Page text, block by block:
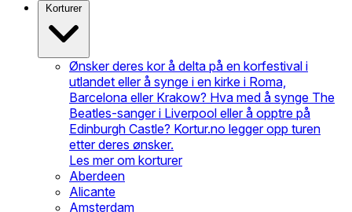
Korturer
Ønsker deres kor å delta på en korfestival i
utlandet eller å synge i en kirke i Roma,
Barcelona eller Krakow? Hva med å synge The
Beatles-sanger i Liverpool eller å opptre på
Edinburgh Castle? Kortur.no legger opp turen
etter deres ønsker.
Les mer om korturer
Aberdeen
Alicante
Amsterdam